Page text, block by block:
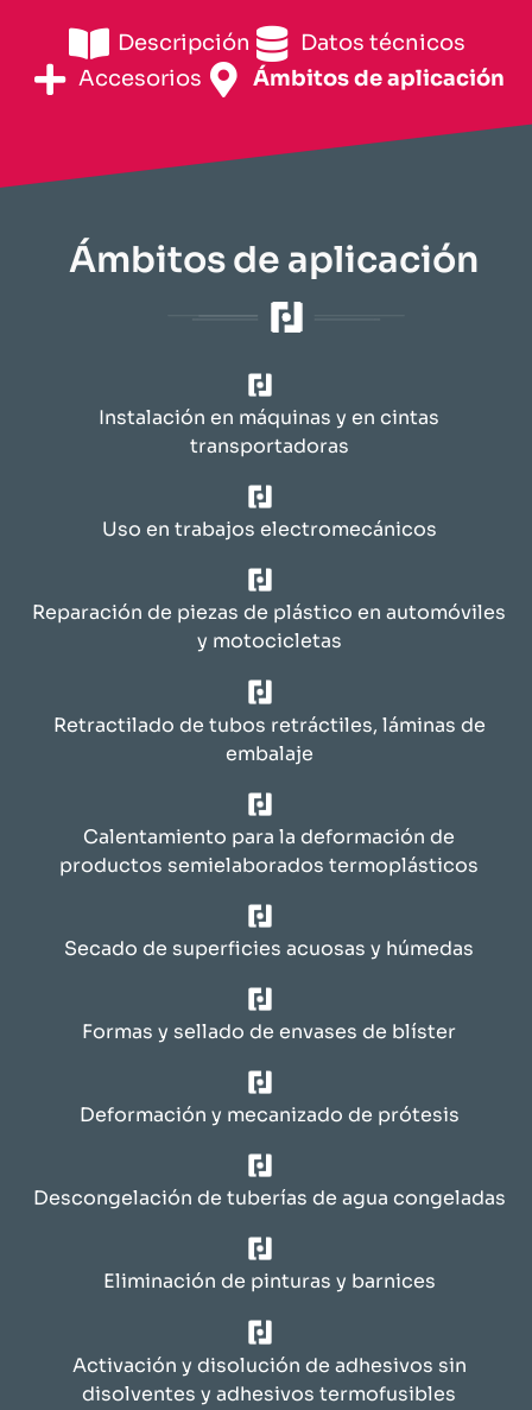
Descripción
​Datos técnicos​
Accesorios
​Ámbitos de aplicación​
​Ámbitos de aplicación​
Instalación en máquinas y en cintas
transportadoras
Uso en trabajos electromecánicos
Reparación de piezas de plástico en automóviles
y motocicletas
Retractilado de tubos retráctiles, láminas de
embalaje
Calentamiento para la deformación de
productos semielaborados termoplásticos
Secado de superficies acuosas y húmedas
Formas y sellado de envases de blíster
Deformación y mecanizado de prótesis
Descongelación de tuberías de agua congeladas
Eliminación de pinturas y barnices
Activación y disolución de adhesivos sin
disolventes y adhesivos termofusibles